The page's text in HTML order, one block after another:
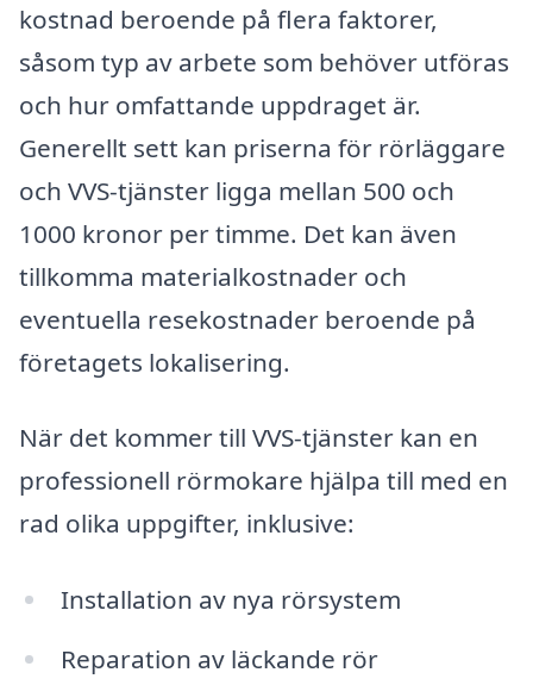
kostnad beroende på flera faktorer,
såsom typ av arbete som behöver utföras
och hur omfattande uppdraget är.
Generellt sett kan priserna för rörläggare
och VVS-tjänster ligga mellan 500 och
1000 kronor per timme. Det kan även
tillkomma materialkostnader och
eventuella resekostnader beroende på
företagets lokalisering.
När det kommer till VVS-tjänster kan en
professionell rörmokare hjälpa till med en
rad olika uppgifter, inklusive:
Installation av nya rörsystem
Reparation av läckande rör